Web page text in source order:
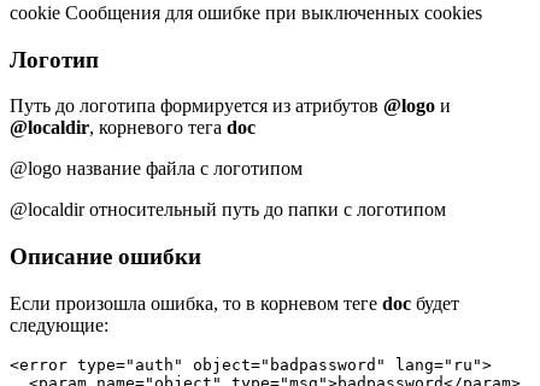
cookie Сообщения для ошибке при выключенных cookies
Логотип
Путь до логотипа формируется из атрибутов @logo и
@localdir, корневого тега doc
@logo название файла с логотипом
@localdir относительный путь до папки с логотипом
Описание ошибки
Если произошла ошибка, то в корневом теге doc будет
следующие:
<error type="auth" object="badpassword" lang="ru">